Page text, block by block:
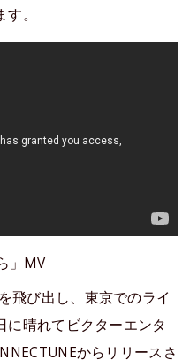
。
」MV
飛び出し、東京でのライ
晴れてビクターエンタ
からリリースさ